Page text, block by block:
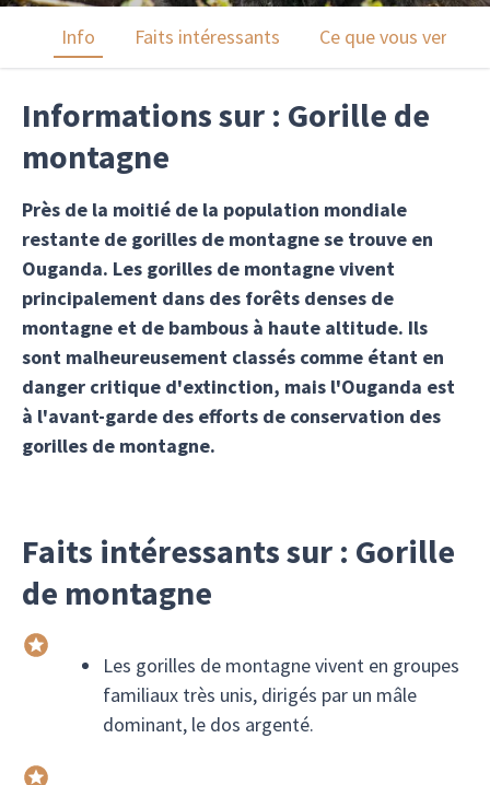
Info Faits intéressants Ce que vous verrez
Informations sur : Gorille de
montagne
Près de la moitié de la population mondiale
restante de gorilles de montagne se trouve en
Ouganda. Les gorilles de montagne vivent
principalement dans des forêts denses de
montagne et de bambous à haute altitude. Ils
sont malheureusement classés comme étant en
danger critique d'extinction, mais l'Ouganda est
à l'avant-garde des efforts de conservation des
gorilles de montagne.
Faits intéressants sur : Gorille
de montagne
Les gorilles de montagne vivent en groupes
familiaux très unis, dirigés par un mâle
dominant, le dos argenté.